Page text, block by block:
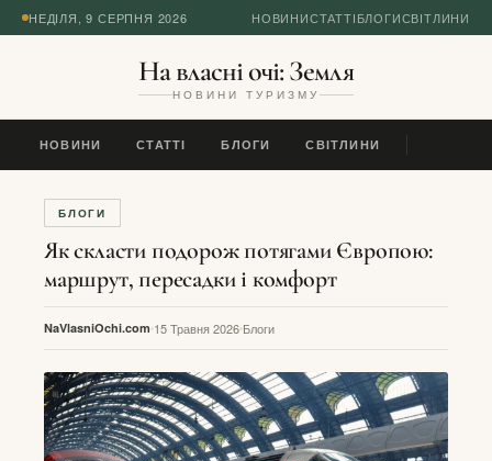
НЕДІЛЯ, 9 СЕРПНЯ 2026 НОВИНИСТАТТІБЛОГИСВІТЛИНИ
На власні очі: Земля
НОВИНИ ТУРИЗМУ
НОВИНИ СТАТТІ БЛОГИ СВІТЛИНИ
БЛОГИ
Як скласти подорож потягами Європою:
маршрут, пересадки і комфорт
NaVlasniOchi.com 15 Травня 2026 Блоги